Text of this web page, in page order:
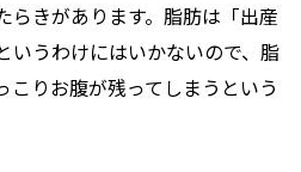
らきがあります。脂肪は「出産
いうわけにはいかないので、脂
こりお腹が残ってしまうという